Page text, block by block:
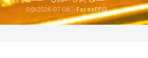
ForexEF
2026-07-08
0